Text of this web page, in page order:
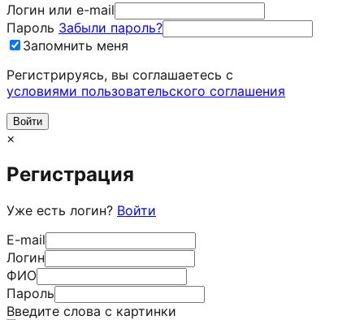
Логин или e-mail
Пароль Забыли пароль?
Запомнить меня
Регистрируясь, вы соглашаетесь c
условиями пользовательского соглашения
×
Регистрация
Уже есть логин? Войти
E-mail
Логин
ФИО
Пароль
Введите слова с картинки